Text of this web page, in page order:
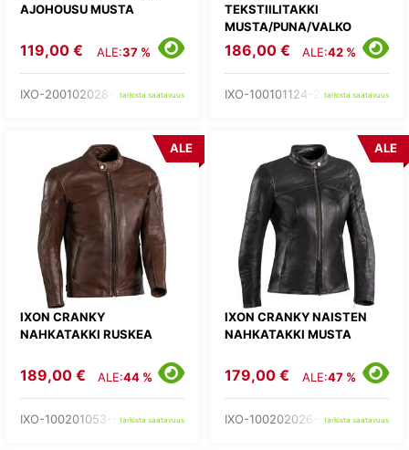
AJOHOUSU MUSTA
119,00 € ALE:37 %
IXO-200102028-01-tarkista saatavuus
TEKSTIILITAKKI
MUSTA/PUNA/VALKO
186,00 € ALE:42 %
IXO-100101124-27-tarkista saatavuus
IXON CRANKY
NAHKATAKKI RUSKEA
ALE
189,00 € ALE:44 %
IXO-100201053-60-tarkista saatavuus
IXON CRANKY NAISTEN
NAHKATAKKI MUSTA
ALE
179,00 € ALE:47 %
IXO-100202026-01-tarkista saatavuus